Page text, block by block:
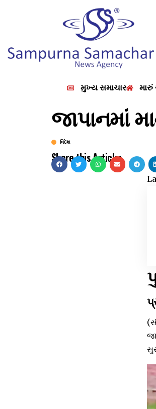
મુખ્ય સમાચાર મારું
જાપાનમાં
વિદેશ
Share this Article: